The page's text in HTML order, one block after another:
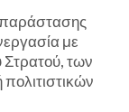
με
Στρατού, των